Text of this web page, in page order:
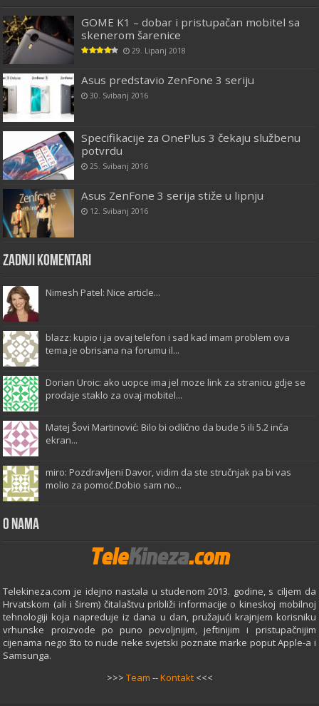
GOME K1 – dobar i pristupačan mobitel sa
skenerom šarenice
29. Lipanj 2018
Asus predstavio ZenFone 3 seriju
30. Svibanj 2016
Specifikacije za OnePlus 3 čekaju službenu
potvrdu
25. Svibanj 2016
Asus ZenFone 3 serija stiže u lipnju
12. Svibanj 2016
Zadnji komentari
Nimesh Patel: Nice article...
blazz: kupio i ja ovaj telefon i sad kad imam problem ova
tema je obrisana na forumu il...
Dorian Uroic: ako uopce ima jel moze link za stranicu gdje se
prodaje staklo za ovaj mobitel...
Matej Šovi Martinović: Bilo bi odlično da bude 5 ili 5.2 inča
ekran...
miro: Pozdravljeni Davor, vidim da ste stručnjak pa bi vas
molio za pomoć.Dobio sam no...
O Nama
Telekineza.com je idejno nastala u studenom 2013. godine, s ciljem da
Hrvatskom (ali i širem) čitalaštvu približi informacije o kineskoj mobilnoj
tehnologiji koja napreduje iz dana u dan, pružajući krajnjem korisniku
vrhunske proizvode po puno povoljnijim, jeftinijim i pristupačnijim
cijenama nego što to nude neke svjetski poznate marke poput Apple-a i
Samsunga.
>>> Team --Kontakt<<<